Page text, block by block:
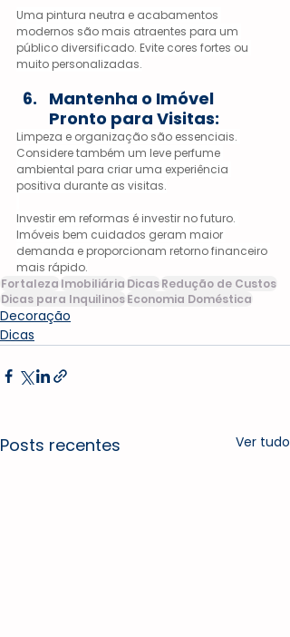
Uma pintura neutra e acabamentos
modernos são mais atraentes para um
público diversificado. Evite cores fortes ou
muito personalizadas.
Mantenha o Imóvel
Pronto para Visitas:
Limpeza e organização são essenciais.
Considere também um leve perfume
ambiental para criar uma experiência
positiva durante as visitas.
Investir em reformas é investir no futuro.
Imóveis bem cuidados geram maior
demanda e proporcionam retorno financeiro
mais rápido.
Fortaleza Imobiliária DicasRedução de Custos
Dicas para InquilinosEconomia Doméstica
Decoração
Dicas
Posts recentes Ver tudo